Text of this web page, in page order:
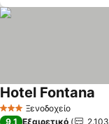
3 ΑστέριαΞενοδοχείο
Hotel Fontana
9,1 Εξαιρετικό 2.103